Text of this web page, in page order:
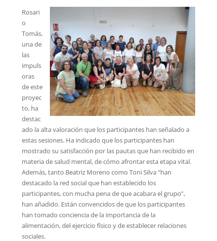
Rosari
o
Tomás,
una de
las
impuls
oras
de este
proyec
to, ha
destac
ado la alta valoración que los participantes han señalado a
estas sesiones. Ha indicado que los participantes han
mostrado su satisfacción por las pautas que han recibido en
materia de salud mental, de cómo afrontar esta etapa vital.
Además, tanto Beatriz Moreno como Toni Silva “han
destacado la red social que han establecido los
participantes, con mucha pena de que acabara el grupo”,
han añadido. Están convencidos de que los participantes
han tomado conciencia de la importancia de la
alimentación, del ejercicio físico y de establecer relaciones
sociales.